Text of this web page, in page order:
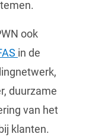
ook
in de
duurzame
van het
klanten.